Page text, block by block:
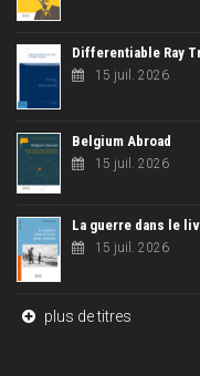
Differentiable Ray
15 juil. 2026
Belgium Abroad
15 juil. 2026
La guerre dans le
15 juil. 2026
plus de titres